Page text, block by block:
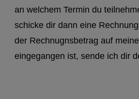
an welchem Termin du
schicke dir dann eine
der Rechnugnsbetrag auf
eingegangen ist, sende ich dir